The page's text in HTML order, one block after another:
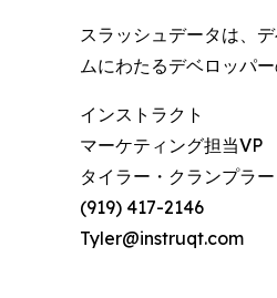
スラッシュデータは、
ムにわたるデベロッパ
インストラクト
マーケティング担当VP
タイラー・クランプラ
(919) 417-2146
Tyler@instruqt.com